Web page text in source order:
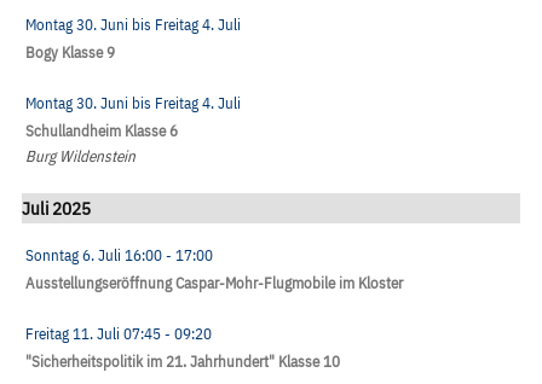
Montag 30. Juni bis Freitag 4. Juli
Bogy Klasse 9
Montag 30. Juni bis Freitag 4. Juli
Schullandheim Klasse 6
Burg Wildenstein
Juli 2025
Sonntag 6. Juli 16:00- 17:00
Ausstellungseröffnung Caspar-Mohr-Flugmobile im Kloster
Freitag 11. Juli 07:45- 09:20
"Sicherheitspolitik im 21. Jahrhundert" Klasse 10